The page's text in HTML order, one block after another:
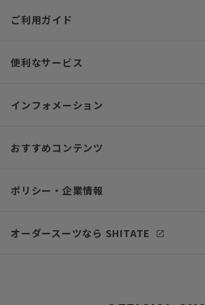
ご利用ガイド
便利なサービス
インフォメーション
おすすめコンテンツ
ポリシー・企業情報
オーダースーツなら SHITATE